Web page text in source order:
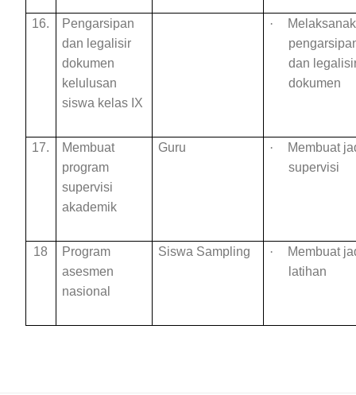
16.
Pengarsipan
dan legalisir
dokumen
kelulusan
siswa kelas IX
·
dan
dokumen
17.
Membuat
program
supervisi
akademik
Guru ·
Membuat
supervisi
18
Program
asesmen
nasional
Siswa Sampling ·
Membuat
latihan